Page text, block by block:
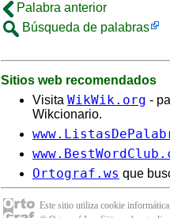
Palabra anterior
Búsqueda de palabras
Sitios web recomendados
Visita WikWik.org -
Wikcionario.
Ortograf.ws que
Este sitio utiliza cookie